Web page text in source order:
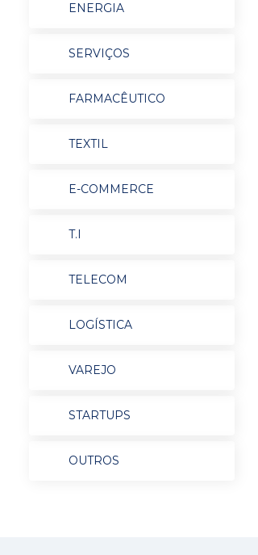
ENERGIA
SERVIÇOS
FARMACÊUTICO
TEXTIL
E-COMMERCE
T.I
TELECOM
LOGÍSTICA
VAREJO
STARTUPS
OUTROS